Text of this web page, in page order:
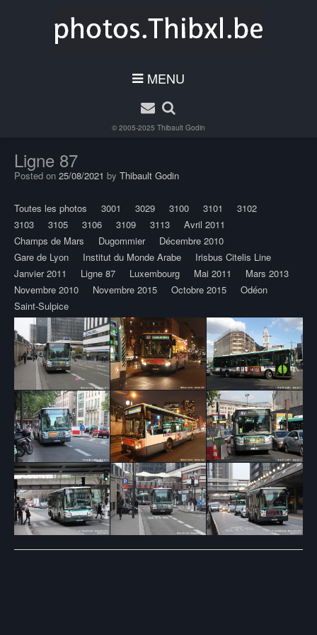
MENU
© 2005-2025 Thibault Godin
Ligne 87
Posted on 25/08/2021 by Thibault Godin
Toutes les photos 3001 3029 3100 3101
3102
3103
3105 3106 3109 3113
Avril 2011
Champs de Mars
Dugommier
Décembre 2010
Gare de Lyon
Institut du Monde Arabe
Irisbus Citelis Line
Janvier 2011
Ligne 87 Luxembourg Mai 2011
Mars 2013
Novembre 2010
Novembre 2015 Octobre 2015
Odéon
Saint-Sulpice
Post